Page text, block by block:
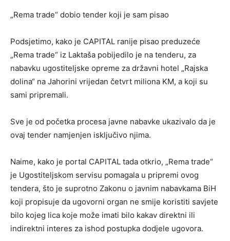
„Rema trade“ dobio tender koji je sam pisao
Podsjetimo, kako je CAPITAL ranije pisao preduzeće
„Rema trade“ iz Laktaša pobijedilo je na tenderu, za
nabavku ugostiteljske opreme za državni hotel „Rajska
dolina“ na Jahorini vrijedan četvrt miliona KM, a koji su
sami pripremali.
Sve je od početka procesa javne nabavke ukazivalo da je
ovaj tender namjenjen isključivo njima.
Naime, kako je portal CAPITAL tada otkrio, „Rema trade“
je Ugostiteljskom servisu pomagala u pripremi ovog
tendera, što je suprotno Zakonu o javnim nabavkama BiH
koji propisuje da ugovorni organ ne smije koristiti savjete
bilo kojeg lica koje može imati bilo kakav direktni ili
indirektni interes za ishod postupka dodjele ugovora.